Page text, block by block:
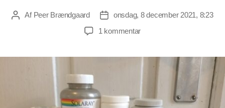
Indlægsforfatter
Af Peer Brændgaard Indlægsdato
onsdag, 8 december 2021, 8:23
1 kommentartil
Kosttilskud
vitamin